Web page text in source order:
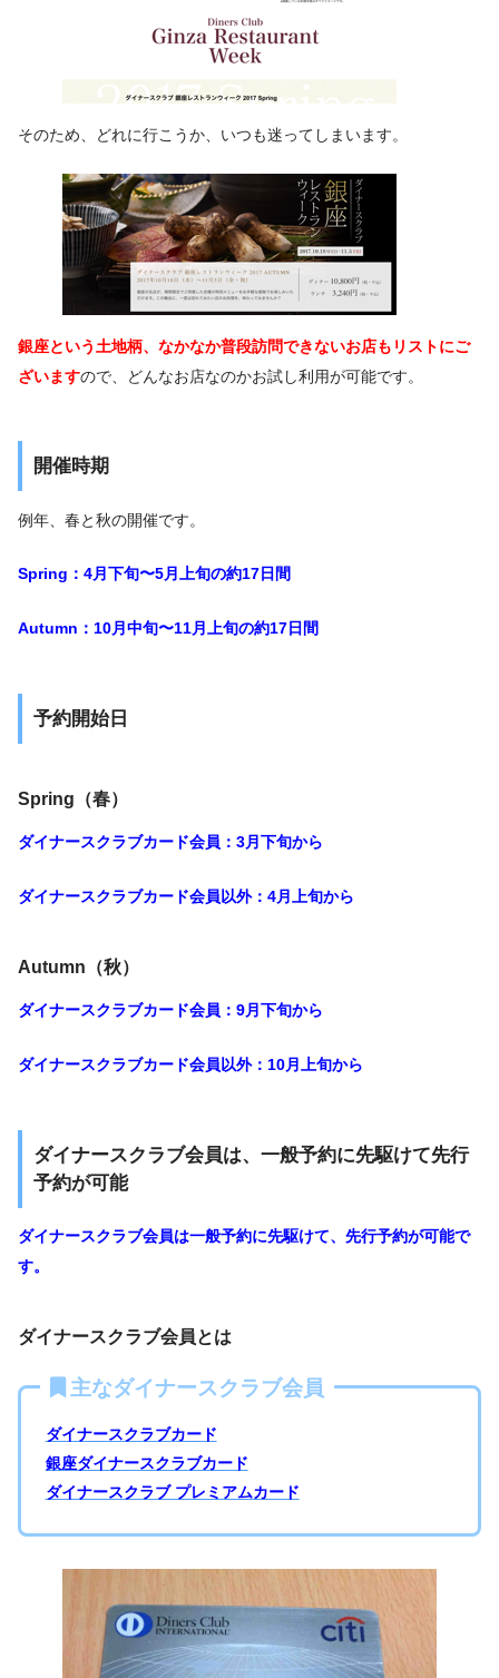
そのため、どれに行こうか、いつも迷ってしまいます。
銀座という土地柄、なかなか普段訪問できないお店もリストにご
ざいますので、どんなお店なのかお試し利用が可能です。
開催時期
例年、春と秋の開催です。
Spring：4月下旬〜5月上旬の約17日間
Autumn：10月中旬〜11月上旬の約17日間
予約開始日
Spring（春）
ダイナースクラブカード会員：3月下旬から
ダイナースクラブカード会員以外：4月上旬から
Autumn（秋）
ダイナースクラブカード会員：9月下旬から
ダイナースクラブカード会員以外：10月上旬から
ダイナースクラブ会員は、一般予約に先駆けて先行
予約が可能
ダイナースクラブ会員は一般予約に先駆けて、先行予約が可能で
す。
ダイナースクラブ会員とは
主なダイナースクラブ会員
ダイナースクラブカード
銀座ダイナースクラブカード
ダイナースクラブ プレミアムカード